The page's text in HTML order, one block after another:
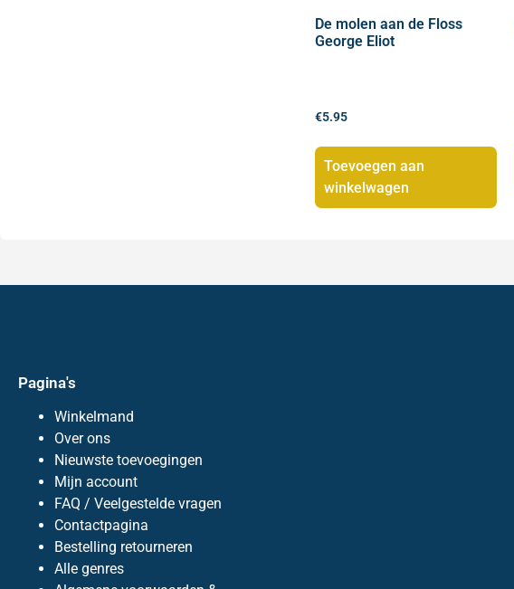
De molen aan de Floss
George Eliot
€5.95
Toevoegen aan
winkelwagen
Pagina's
Winkelmand
Over ons
Nieuwste toevoegingen
Mijn account
FAQ / Veelgestelde vragen
Contactpagina
Bestelling retourneren
Alle genres